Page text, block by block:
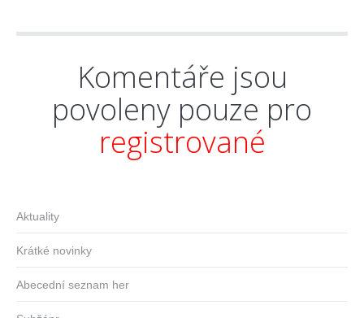
Komentáře jsou
povoleny pouze pro
registrované
Aktuality
Krátké novinky
Abecední seznam her